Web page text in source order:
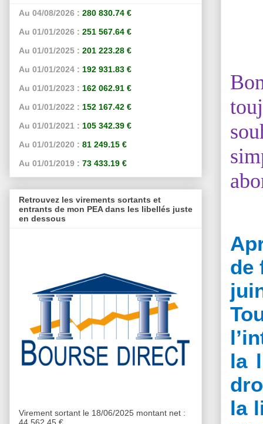
de
la
la
Au 04/08/2026 : 280 830.74 €
Au 01/01/2026 : 251 567.64 €
Au 01/01/2025 : 201 223.28 €
Au 01/01/2024 : 192 931.83 €
Au 01/01/2023 : 162 062.91 €
Au 01/01/2022 : 152 167.42 €
Au 01/01/2021 : 105 342.39 €
Au 01/01/2020 : 81 249.15 €
Au 01/01/2019 : 73 433.19 €
Retrouvez les virements sortants et
entrants de mon PEA dans les libellés juste
en dessous
Virement sortant le 18/06/2025 montant net :
44 562.45 €